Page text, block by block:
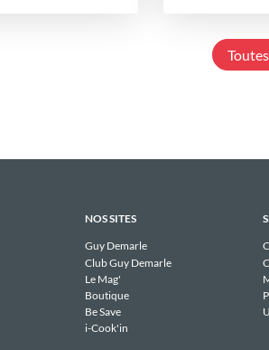
NOS SITES
Guy Demarle
Club Guy Demarle
Le Mag'
Boutique
Be Save
i-Cook'in